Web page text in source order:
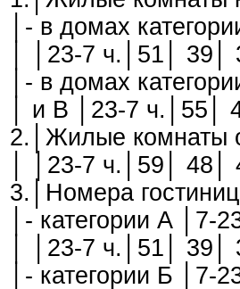
│ │- в домах
│ │ │23-7 ч.│51│
│ │- в домах
│ │ и В │23-7 ч.│55│
│ 2.│Жилые
│ │ │23-7 ч.│59│
│ 3.│Номера
│ │- категории А
│ │ │23-7 ч.│51│
│ │- категории Б